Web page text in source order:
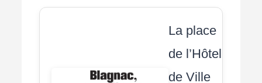
La place
de l’Hôtel
de Ville